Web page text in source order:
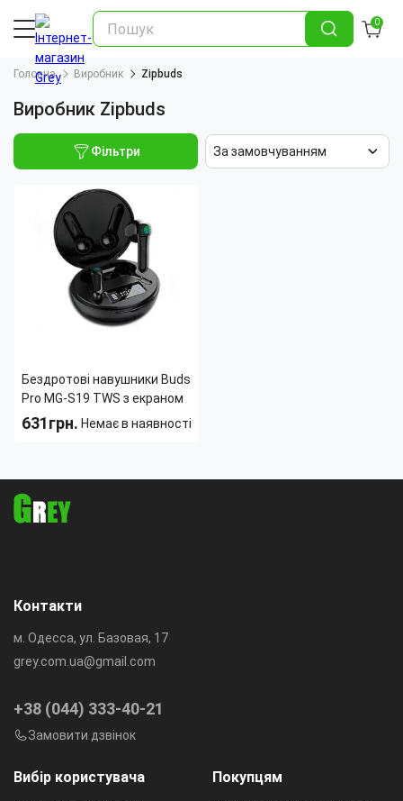
0
Головна Виробник Zipbuds
Виробник Zipbuds
Фільтри За замовчуванням
Бездротові навушники Buds
Pro MG-S19 TWS з екраном
631грн. Немає в наявності
воспроизводимая
частота:
Вибір користувача Покупцям
Контакти
м. Одесса, ул. Базовая, 17
grey.com.ua@gmail.com
+38 (044) 333-40-21
Замовити дзвінок